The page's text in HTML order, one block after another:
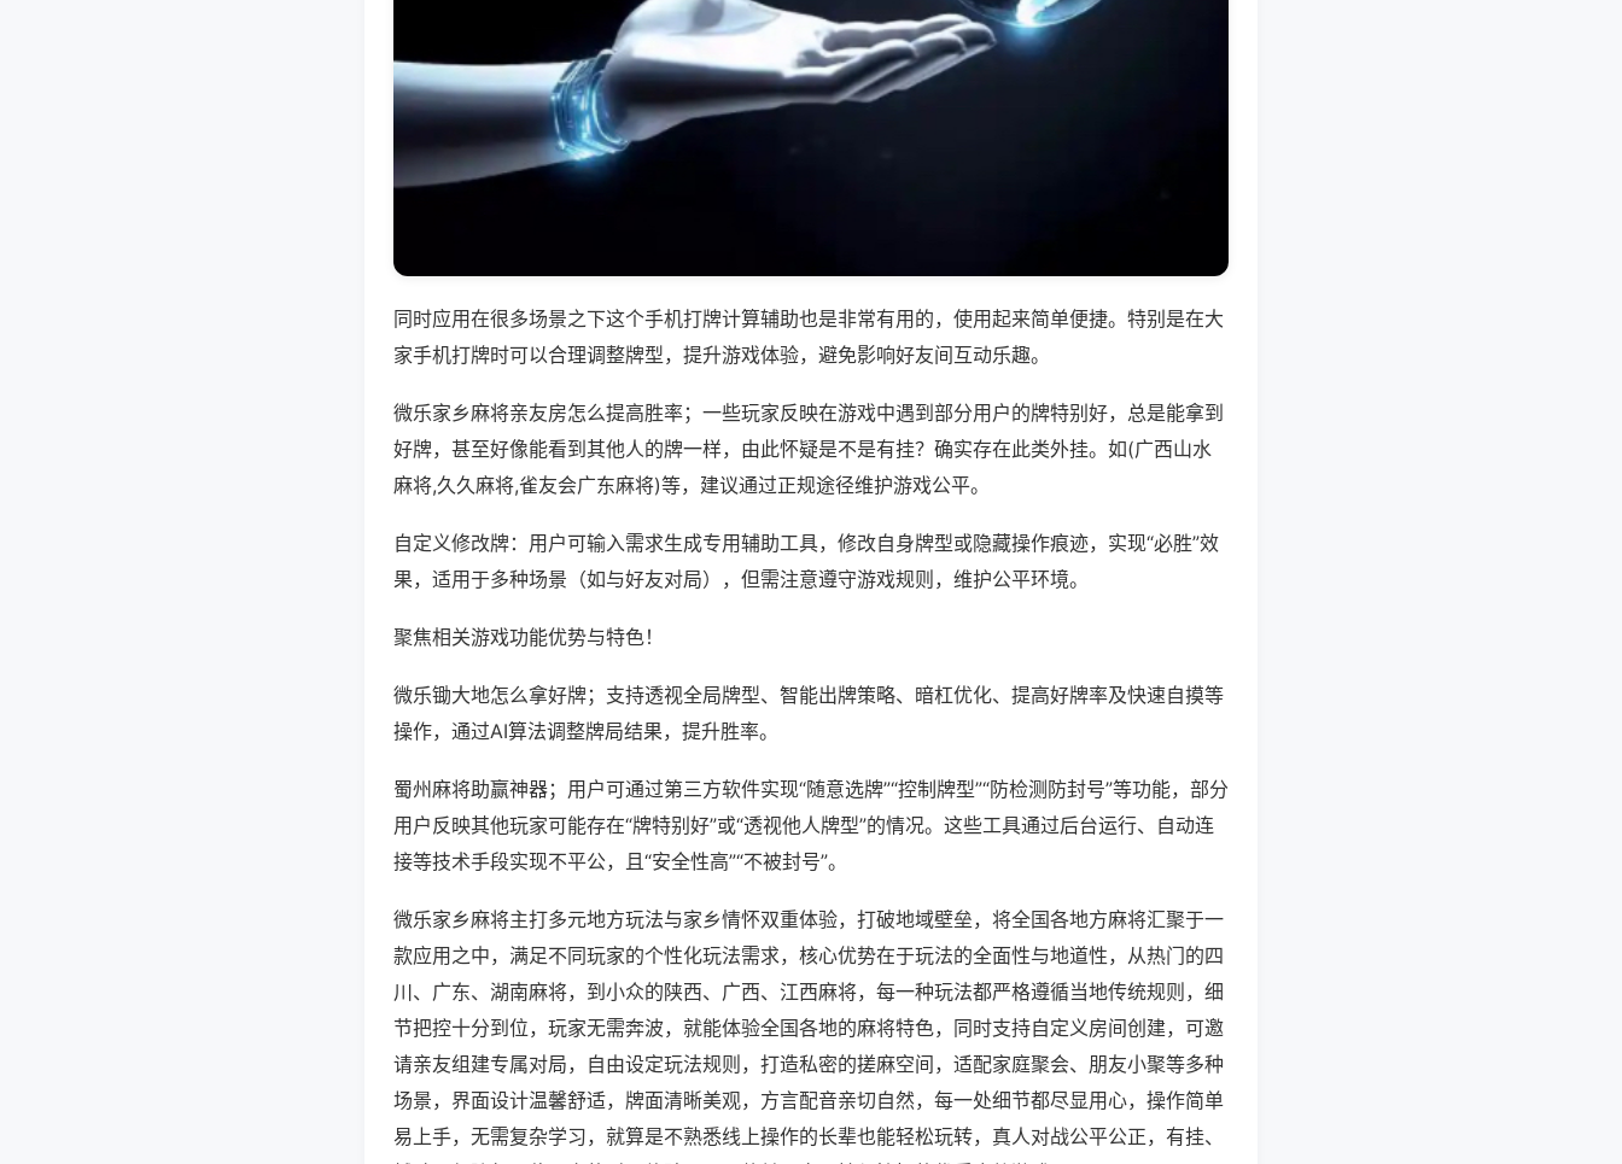
同时应用在很多场景之下这个手机打牌计算辅助也是非常有用的，使用起来简单便捷。特别是在大
家手机打牌时可以合理调整牌型，提升游戏体验，避免影响好友间互动乐趣。
微乐家乡麻将亲友房怎么提高胜率；一些玩家反映在游戏中遇到部分用户的牌特别好，总是能拿到
好牌，甚至好像能看到其他人的牌一样，由此怀疑是不是有挂？确实存在此类外挂。如(广西山水
麻将,久久麻将,雀友会广东麻将)等，建议通过正规途径维护游戏公平。
自定义修改牌：用户可输入需求生成专用辅助工具，修改自身牌型或隐藏操作痕迹，实现“必胜”效
果，适用于多种场景（如与好友对局），但需注意遵守游戏规则，维护公平环境。
聚焦相关游戏功能优势与特色！
微乐锄大地怎么拿好牌；支持透视全局牌型、智能出牌策略、暗杠优化、提高好牌率及快速自摸等
操作，通过AI算法调整牌局结果，提升胜率。
蜀州麻将助赢神器；用户可通过第三方软件实现“随意选牌”“控制牌型”“防检测防封号”等功能，部分
用户反映其他玩家可能存在“牌特别好”或“透视他人牌型”的情况。这些工具通过后台运行、自动连
接等技术手段实现不平公，且“安全性高”“不被封号”。
微乐家乡麻将主打多元地方玩法与家乡情怀双重体验，打破地域壁垒，将全国各地方麻将汇聚于一
款应用之中，满足不同玩家的个性化玩法需求，核心优势在于玩法的全面性与地道性，从热门的四
川、广东、湖南麻将，到小众的陕西、广西、江西麻将，每一种玩法都严格遵循当地传统规则，细
节把控十分到位，玩家无需奔波，就能体验全国各地的麻将特色，同时支持自定义房间创建，可邀
请亲友组建专属对局，自由设定玩法规则，打造私密的搓麻空间，适配家庭聚会、朋友小聚等多种
场景，界面设计温馨舒适，牌面清晰美观，方言配音亲切自然，每一处细节都尽显用心，操作简单
易上手，无需复杂学习，就算是不熟悉线上操作的长辈也能轻松玩转，真人对战公平公正，有挂、